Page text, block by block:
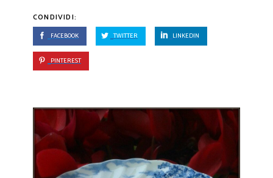
CONDIVIDI:
FACEBOOK TWITTER LINKEDIN
PINTEREST